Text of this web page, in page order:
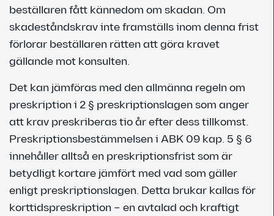
beställaren fått kännedom om skadan. Om
skadeståndskrav inte framställs inom denna frist
förlorar beställaren rätten att göra kravet
gällande mot konsulten.
Det kan jämföras med den allmänna regeln om
preskription i 2 § preskriptionslagen som anger
att krav preskriberas tio år efter dess tillkomst.
Preskriptionsbestämmelsen i ABK 09 kap. 5 § 6
innehåller alltså en preskriptionsfrist som är
betydligt kortare jämfört med vad som gäller
enligt preskriptionslagen. Detta brukar kallas för
korttidspreskription – en avtalad och kraftigt